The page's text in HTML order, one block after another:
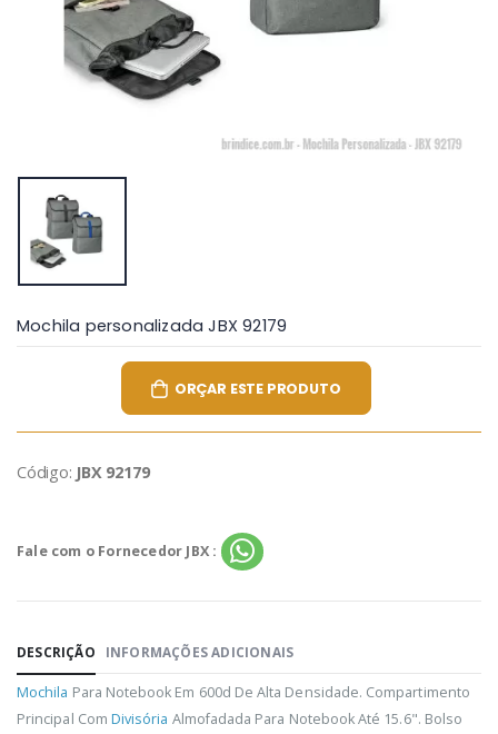
Mochila personalizada JBX 92179
ORÇAR ESTE PRODUTO
Código: JBX 92179
Fale com o Fornecedor JBX :
DESCRIÇÃO INFORMAÇÕES ADICIONAIS
Mochila Para Notebook Em 600d De Alta Densidade. Compartimento
Principal Com Divisória Almofadada Para Notebook Até 15.6". Bolso